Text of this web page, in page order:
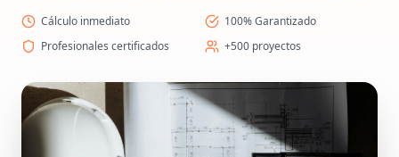
Cálculo inmediato
100% Garantizado
Profesionales certificados
+500 proyectos